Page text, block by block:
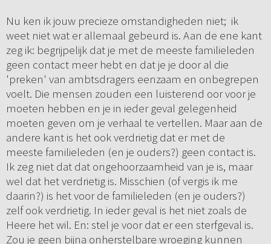
Nu ken ik jouw precieze omstandigheden niet; ik
weet niet wat er allemaal gebeurd is. Aan de ene kant
zeg ik: begrijpelijk dat je met de meeste familieleden
geen contact meer hebt en dat je je door al die
'preken' van ambtsdragers eenzaam en onbegrepen
voelt. Die mensen zouden een luisterend oor voor je
moeten hebben en je in ieder geval gelegenheid
moeten geven om je verhaal te vertellen. Maar aan de
andere kant is het ook verdrietig dat er met de
meeste familieleden (en je ouders?) geen contact is.
Ik zeg niet dat dat ongehoorzaamheid van je is, maar
wel dat het verdrietig is. Misschien (of vergis ik me
daarin?) is het voor de familieleden (en je ouders?)
zelf ook verdrietig. In ieder geval is het niet zoals de
Heere het wil. En: stel je voor dat er een sterfgeval is.
Zou je geen bijna onherstelbare wroeging kunnen